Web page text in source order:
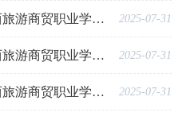
青春扎根乡野沃土，携手书写时代答卷 2025-07-31
：红心筑梦乡野间，柚香浸润振兴路 2025-07-31
：青春足迹印红土 实践赋能促振兴 2025-07-31